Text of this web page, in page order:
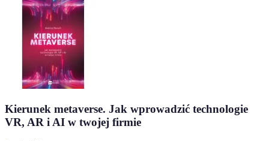
Kierunek metaverse. Jak wprowadzić technologie
VR, AR i AI w twojej firmie